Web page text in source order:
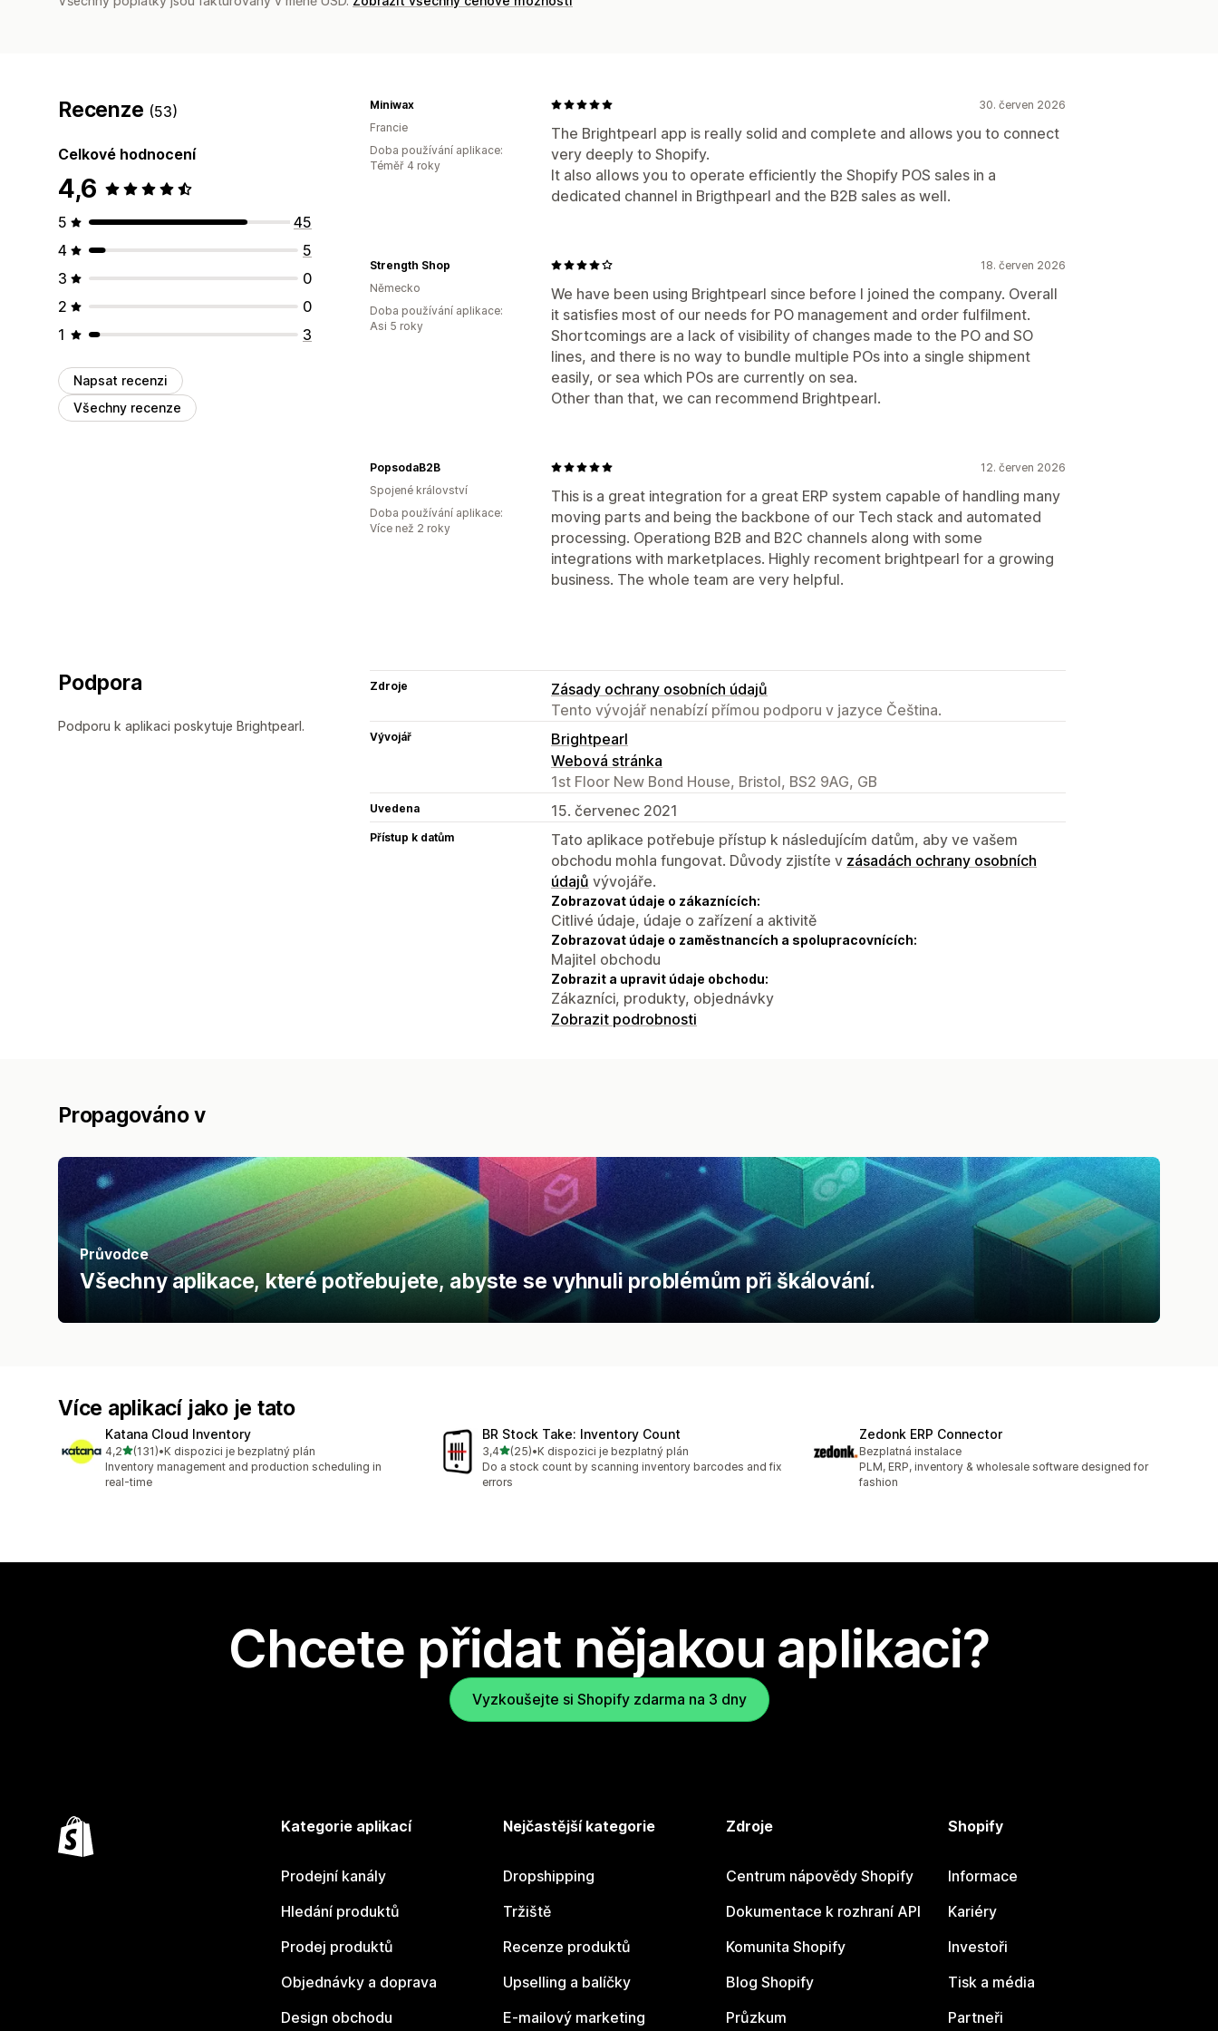
Recenze (53)
Celkové hodnocení
4,6
5
45
4
5
3
0
2
0
1
3
Napsat recenzi
Všechny recenze
30. červen 2026
The Brightpearl app is really solid and complete and allows you to connect
very deeply to Shopify.
It also allows you to operate efficiently the Shopify POS sales in a
dedicated channel in Brigthpearl and the B2B sales as well.
Miniwax
Francie
Doba používání aplikace:
Téměř 4 roky
18. červen 2026
We have been using Brightpearl since before I joined the company. Overall
it satisfies most of our needs for PO management and order fulfilment.
Shortcomings are a lack of visibility of changes made to the PO and SO
lines, and there is no way to bundle multiple POs into a single shipment
easily, or sea which POs are currently on sea.
Other than that, we can recommend Brightpearl.
Strength Shop
Německo
Doba používání aplikace:
Asi 5 roky
12. červen 2026
This is a great integration for a great ERP system capable of handling many
moving parts and being the backbone of our Tech stack and automated
processing. Operationg B2B and B2C channels along with some
integrations with marketplaces. Highly recoment brightpearl for a growing
business. The whole team are very helpful.
PopsodaB2B
Spojené království
Doba používání aplikace:
Více než 2 roky
Podpora
Podporu k aplikaci poskytuje Brightpearl.
Zdroje
Zásady ochrany osobních údajů
Tento vývojář nenabízí přímou podporu v jazyce Čeština.
Vývojář
Brightpearl
Webová stránka
1st Floor New Bond House, Bristol, BS2 9AG, GB
Uvedena 15. červenec 2021
Přístup k datům
Tato aplikace potřebuje přístup k následujícím datům, aby ve vašem
obchodu mohla fungovat. Důvody zjistíte v zásadách ochrany osobních
údajů vývojáře.
Zobrazovat údaje o zákaznících:
Citlivé údaje, údaje o zařízení a aktivitě
Zobrazovat údaje o zaměstnancích a spolupracovnících:
Majitel obchodu
Zobrazit a upravit údaje obchodu:
Zákazníci, produkty, objednávky
Zobrazit podrobnosti
Propagováno v
Průvodce
Všechny aplikace, které potřebujete, abyste se vyhnuli problémům při škálování.
Více aplikací jako je tato
Katana Cloud Inventory
4,2z 5 hvězd
(131)
Celkový počet recenzí: 131
•K dispozici je bezplatný plán
Inventory management and production scheduling in
real-time
BR Stock Take: Inventory Count
3,4z 5 hvězd
(25)
Celkový počet recenzí: 25
•K dispozici je bezplatný plán
Do a stock count by scanning inventory barcodes and fix
errors
Zedonk ERP Connector
Bezplatná instalace
PLM, ERP, inventory & wholesale software designed for
fashion
Chcete přidat nějakou aplikaci?
Vyzkoušejte si Shopify zdarma na 3 dny
Kategorie aplikací
Prodejní kanály
Hledání produktů
Prodej produktů
Objednávky a doprava
Design obchodu
Nejčastější kategorie
Dropshipping
Tržiště
Recenze produktů
Upselling a balíčky
E-mailový marketing
Zdroje
Centrum nápovědy Shopify
Dokumentace k rozhraní API
Komunita Shopify
Blog Shopify
Průzkum
Shopify
Informace
Kariéry
Investoři
Tisk a média
Partneři